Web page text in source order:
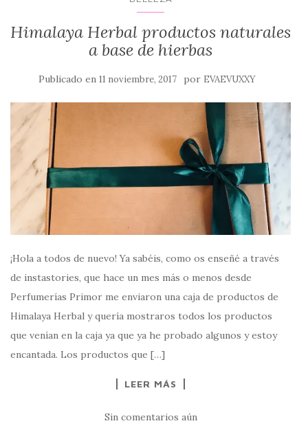
Himalaya Herbal productos naturales
a base de hierbas
Publicado en 11 noviembre, 2017 por EVAEVUXXY
¡Hola a todos de nuevo! Ya sabéis, como os enseñé a través
de instastories, que hace un mes más o menos desde
Perfumerías Primor me enviaron una caja de productos de
Himalaya Herbal y quería mostraros todos los productos
que venían en la caja ya que ya he probado algunos y estoy
encantada. Los productos que […]
LEER MÁS
Sin comentarios aún